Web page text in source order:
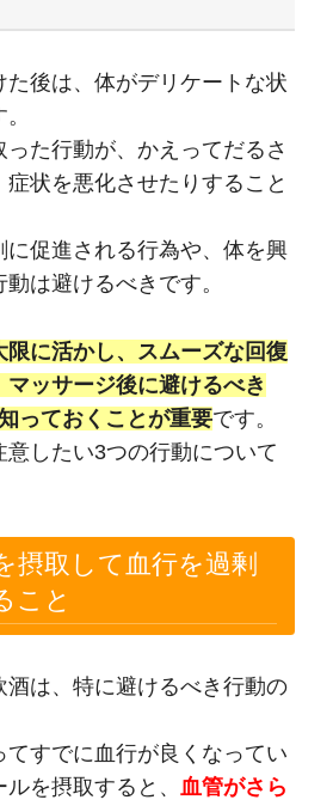
た後は、体がデリケートな状
った行動が、かえってだるさ
症状を悪化させたりすること
に促進される行為や、体を興
は避けるべきです。
限に活かし、スムーズな回復
ッサージ後に避けるべき
っておくことが重要です。
意したい3つの行動について
摂取して血行を過剰
こと
酒は、特に避けるべき行動の
てすでに血行が良くなってい
を摂取すると、 血管がさら